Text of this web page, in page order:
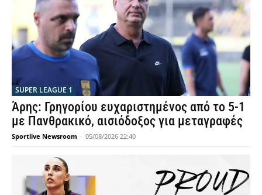
SUPER LEAGUE 1
Άρης: Γρηγορίου ευχαριστημένος από το 5-1
με Πανθρακικό, αισιόδοξος για μεταγραφές
Sportlive Newsroom - 05/08/2026 22:40